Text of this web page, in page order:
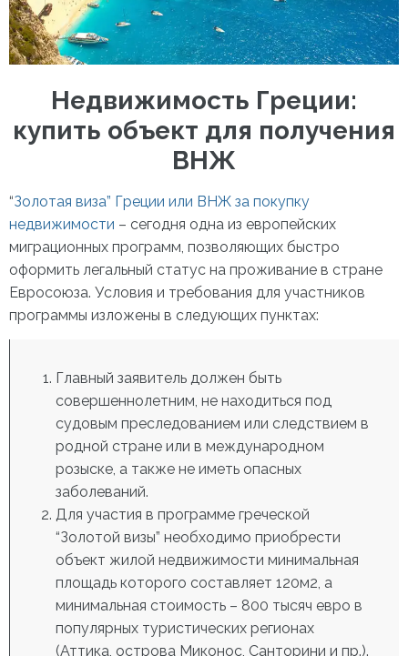
Недвижимость Греции:
купить объект для получения
ВНЖ
“Золотая виза” Греции или ВНЖ за покупку
недвижимости – сегодня одна из европейских
миграционных программ, позволяющих быстро
оформить легальный статус на проживание в стране
Евросоюза. Условия и требования для участников
программы изложены в следующих пунктах:
Главный заявитель должен быть
совершеннолетним, не находиться под
судовым преследованием или следствием в
родной стране или в международном
розыске, а также не иметь опасных
заболеваний.
Для участия в программе греческой
“Золотой визы” необходимо приобрести
объект жилой недвижимости минимальная
площадь которого составляет 120м2, а
минимальная стоимость – 800 тысяч евро в
популярных туристических регионах
(Аттика, острова Миконос, Санторини и пр.).